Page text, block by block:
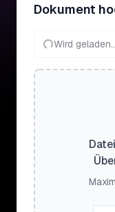
Dokument
Wird